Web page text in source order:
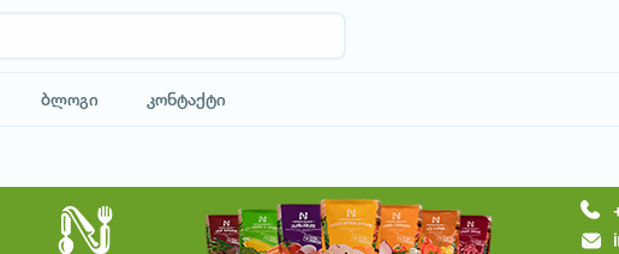
ბლოგი კონტაქტი
მოითხოვე ტური